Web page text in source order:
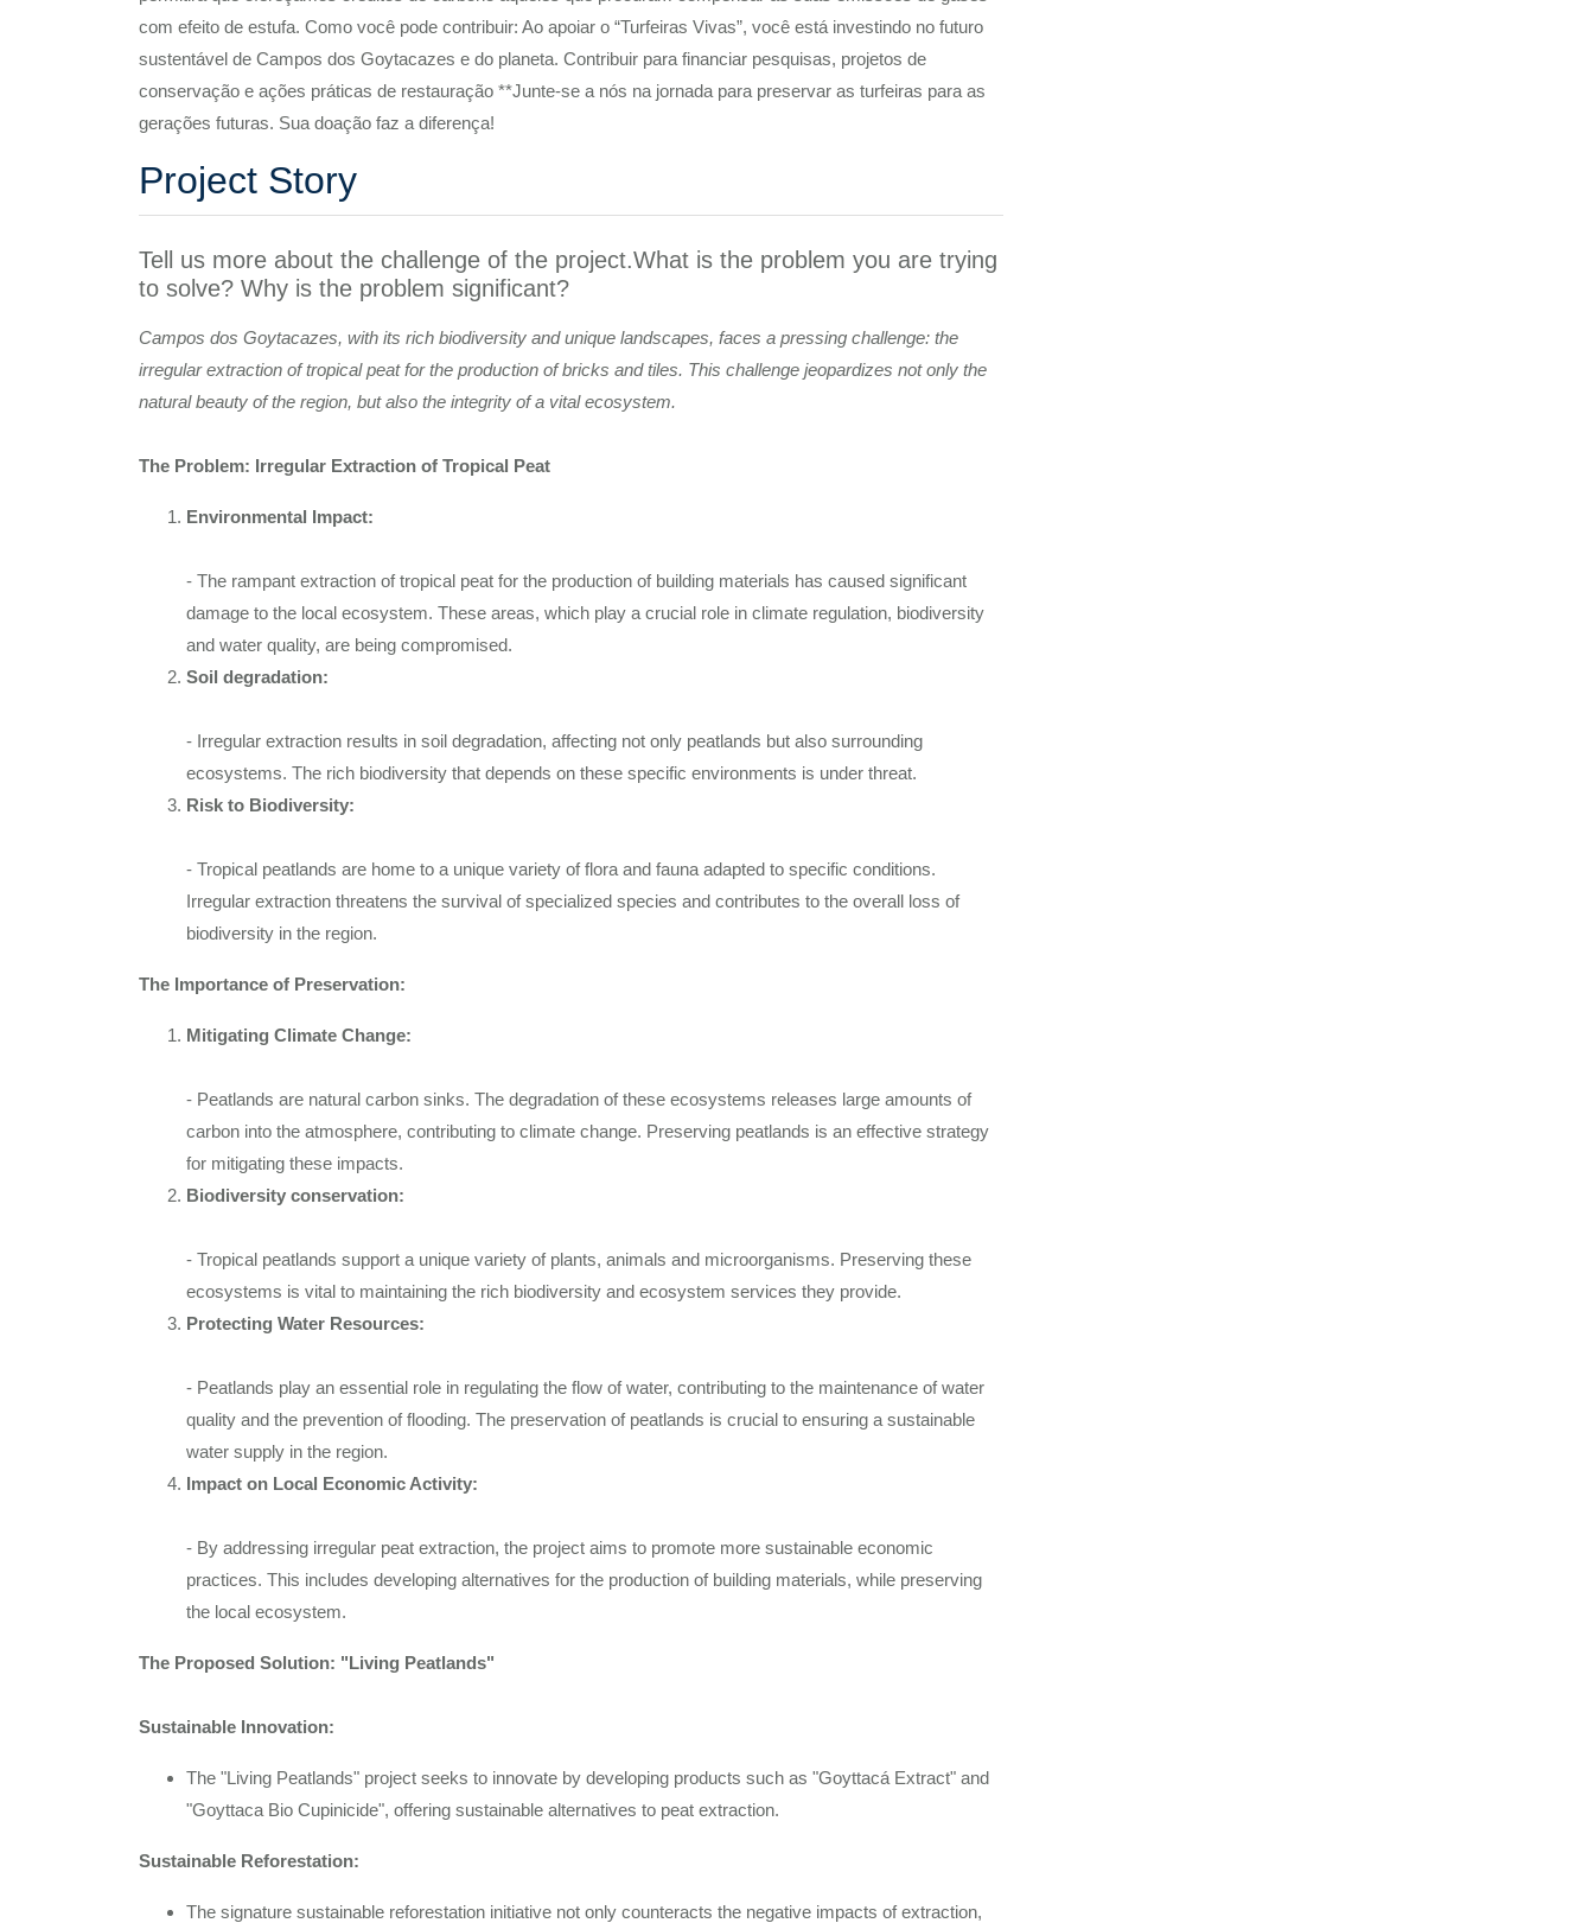
com efeito de estufa. Como você pode contribuir: Ao apoiar o “Turfeiras Vivas”, você está investindo no futuro
sustentável de Campos dos Goytacazes e do planeta. Contribuir para financiar pesquisas, projetos de
conservação e ações práticas de restauração **Junte-se a nós na jornada para preservar as turfeiras para as
gerações futuras. Sua doação faz a diferença!
Project Story
Tell us more about the challenge of the project.What is the problem you are trying
to solve? Why is the problem significant?
Campos dos Goytacazes, with its rich biodiversity and unique landscapes, faces a pressing challenge: the
irregular extraction of tropical peat for the production of bricks and tiles. This challenge jeopardizes not only the
natural beauty of the region, but also the integrity of a vital ecosystem.
The Problem: Irregular Extraction of Tropical Peat
Environmental Impact:
- The rampant extraction of tropical peat for the production of building materials has caused significant
damage to the local ecosystem. These areas, which play a crucial role in climate regulation, biodiversity
and water quality, are being compromised.
Soil degradation:
- Irregular extraction results in soil degradation, affecting not only peatlands but also surrounding
ecosystems. The rich biodiversity that depends on these specific environments is under threat.
Risk to Biodiversity:
- Tropical peatlands are home to a unique variety of flora and fauna adapted to specific conditions.
Irregular extraction threatens the survival of specialized species and contributes to the overall loss of
biodiversity in the region.
The Importance of Preservation:
Mitigating Climate Change:
- Peatlands are natural carbon sinks. The degradation of these ecosystems releases large amounts of
carbon into the atmosphere, contributing to climate change. Preserving peatlands is an effective strategy
for mitigating these impacts.
Biodiversity conservation:
- Tropical peatlands support a unique variety of plants, animals and microorganisms. Preserving these
ecosystems is vital to maintaining the rich biodiversity and ecosystem services they provide.
Protecting Water Resources:
- Peatlands play an essential role in regulating the flow of water, contributing to the maintenance of water
quality and the prevention of flooding. The preservation of peatlands is crucial to ensuring a sustainable
water supply in the region.
Impact on Local Economic Activity:
- By addressing irregular peat extraction, the project aims to promote more sustainable economic
practices. This includes developing alternatives for the production of building materials, while preserving
the local ecosystem.
The Proposed Solution: "Living Peatlands"
Sustainable Innovation:
The "Living Peatlands" project seeks to innovate by developing products such as "Goyttacá Extract" and
"Goyttaca Bio Cupinicide", offering sustainable alternatives to peat extraction.
Sustainable Reforestation:
The signature sustainable reforestation initiative not only counteracts the negative impacts of extraction,